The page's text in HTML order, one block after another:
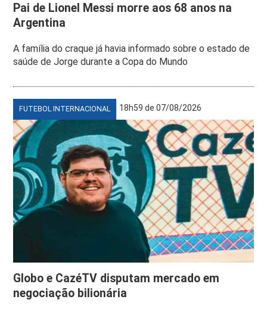
Pai de Lionel Messi morre aos 68 anos na
Argentina
A família do craque já havia informado sobre o estado de
saúde de Jorge durante a Copa do Mundo
FUTEBOL INTERNACIONAL 18h59 de 07/08/2026
Globo e CazéTV disputam mercado em
negociação bilionária